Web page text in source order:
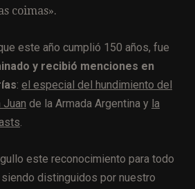
coimas».
este año cumplió 150 años, fue
y recibió menciones en
: el especial del hundimiento del
Juan de la Armada Argentina y la
.
este reconocimiento para todo
distinguidos por nuestro